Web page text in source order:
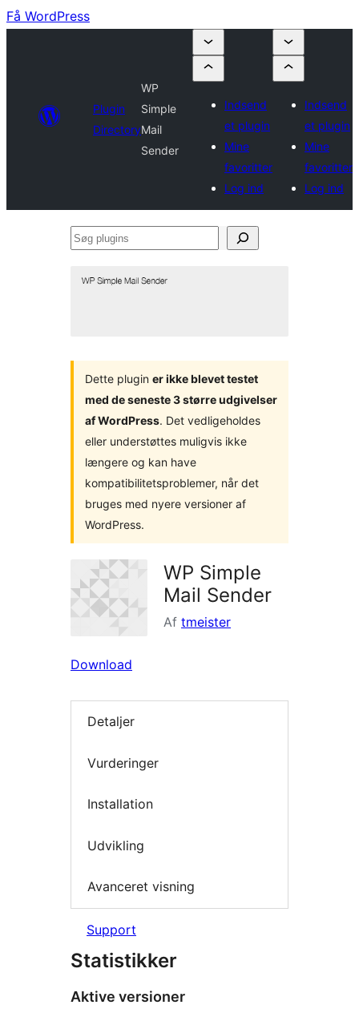
Få WordPress
Plugin
Directory
WP
Simple
Mail
Sender
Indsend
et plugin
Mine
favoritter
Log ind
Indsend
et plugin
Mine
favoritter
Log ind
Søg
Dette plugin er ikke blevet testet
med de seneste 3 større udgivelser
af WordPress. Det vedligeholdes
eller understøttes muligvis ikke
længere og kan have
kompatibilitetsproblemer, når det
bruges med nyere versioner af
WordPress.
WP Simple
Mail Sender
Af tmeister
Download
Detaljer
Vurderinger
Installation
Udvikling
Avanceret visning
Support
Statistikker
Aktive versioner